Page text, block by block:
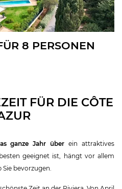
8 PERSONEN
FÜR DIE CÔTE
ganze Jahr über ein attraktives
geeignet ist, hängt vor allem
bevorzugen.